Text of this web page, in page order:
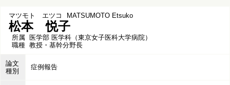
マツモト エツコ MATSUMOTO Etsuko
松本 悦子
所属 医学部 医学科（東京女子医科大学病院）
職種 教授・基幹分野長
論文
種別
症例報告